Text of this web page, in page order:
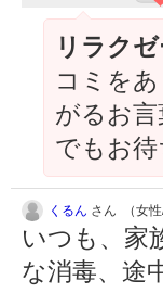
リラク
コミを
がるお
でもお
くるん さん （女性
いつも、家
な消毒、途